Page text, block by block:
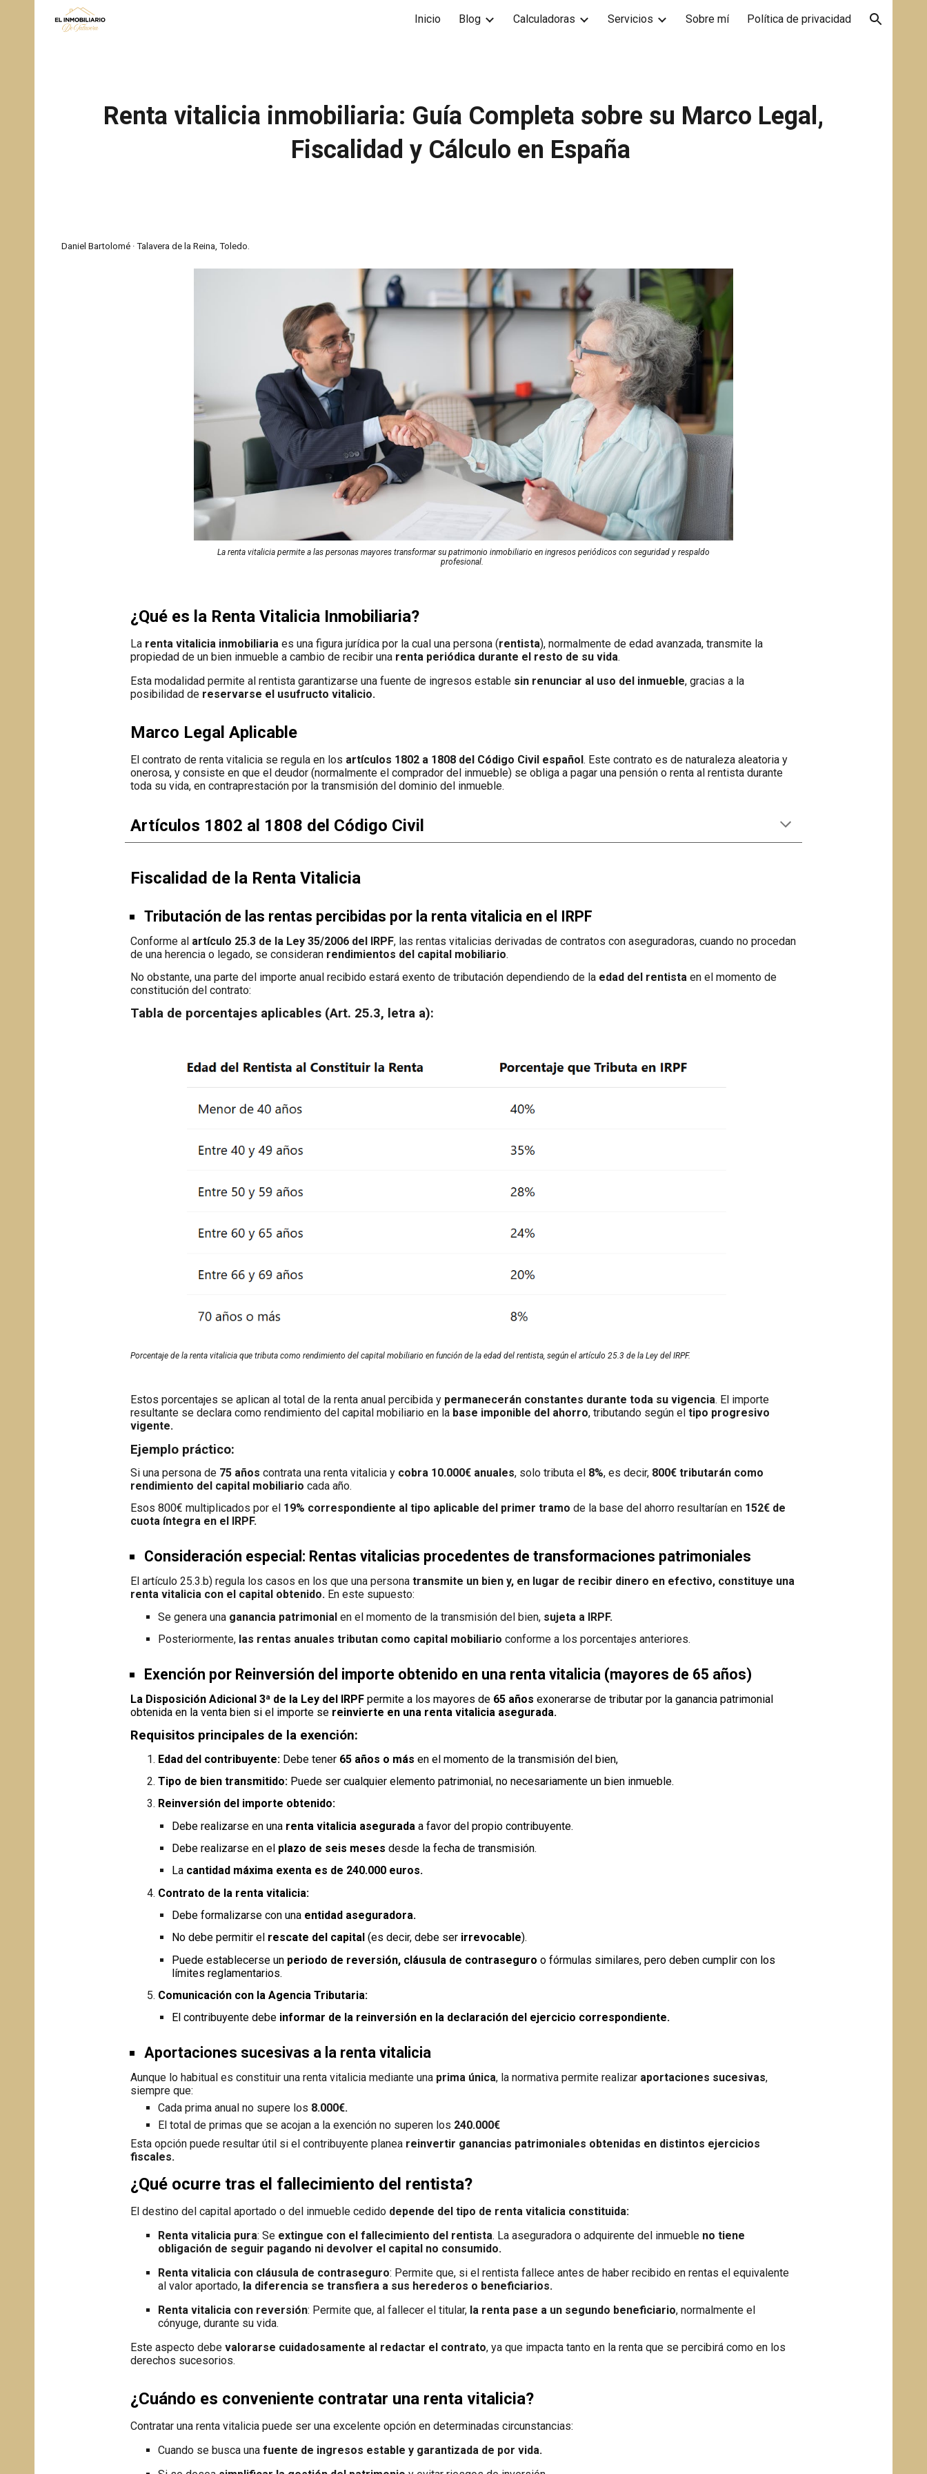
Skip to navigation
Inicio Blog Calculadoras Servicios Sobre mí Política de privacidad
Renta vitalicia inmobiliaria: Guía Completa sobre su Marco Legal,
Fiscalidad y Cálculo en España
Daniel Bartolomé · Talavera de la Reina, Toledo.
La renta vitalicia permite a las personas mayores transformar su patrimonio inmobiliario en ingresos periódicos con seguridad y respaldo
profesional.
¿Qué es la Renta Vitalicia Inmobiliaria?
La renta vitalicia inmobiliaria es una figura jurídica por la cual una persona (rentista), normalmente de edad avanzada, transmite la
propiedad de un bien inmueble a cambio de recibir una renta periódica durante el resto de su vida.
Esta modalidad permite al rentista garantizarse una fuente de ingresos estable sin renunciar al uso del inmueble, gracias a la
posibilidad de reservarse el usufructo vitalicio.
Marco Legal Aplicable
El contratode renta vitalicia se regula en los artículos 1802 a 1808 del Código Civil español. Este contrato es de naturaleza aleatoria y
onerosa, y consiste en que el deudor (normalmente el comprador del inmueble) se obliga a pagar una pensión o renta al rentista durante
toda su vida, en contraprestación por la transmisión del dominio del inmueble.
Artículos 1802 al 1808 del Código Civil
Fiscalidad de la Renta Vitalicia
Tributación de las rentas percibidas por la renta vitalicia en el IRPF
Conforme al artículo 25.3 de la Ley 35/2006 del IRPF, las rentas vitalicias derivadas de contratos con aseguradoras, cuando no procedan
de una herencia o legado, se consideran rendimientos del capital mobiliario.
No obstante, una parte del importe anual recibido estará exento de tributación dependiendo de la edad del rentista en el momento de
constitución del contrato:
Tabla de porcentajes aplicables (Art. 25.3, letra a):
Porcentaje de la renta vitalicia que tributa como rendimiento del capital mobiliario en función de la edad del rentista, según el artículo 25.3 de la Ley del IRPF.
Estos porcentajes se aplican al total de la renta anual percibida y permanecerán constantes durante toda su vigencia. El importe
resultante se declara como rendimiento del capital mobiliario en la base imponible del ahorro, tributando según eltipo progresivo
vigente.
Ejemplo práctico:
Si una persona de 75 años contrata una renta vitalicia y cobra 10.000€ anuales, solo tributa el 8%, es decir, 800€ tributarán como
rendimiento del capital mobiliario cada año.
Esos 800€ multiplicados por el 19% correspondiente al tipo aplicable del primer tramo de la base del ahorro resultarían en 152€ de
cuota íntegra en el IRPF.
Consideración especial: Rentas vitalicias procedentes de transformaciones patrimoniales
El artículo 25.3.b) regula los casos en los que una personatransmite un bien y, en lugar de recibir dinero en efectivo, constituye una
renta vitalicia con el capital obtenido. En este supuesto:
Se genera una ganancia patrimonialen el momento de la transmisión del bien, sujeta a IRPF.
Posteriormente, las rentas anuales tributan como capital mobiliarioconforme a los porcentajes anteriores.
Exención por Reinversión del importe obtenido en una renta vitalicia (mayores de 65 años)
La Disposición Adicional 3ª de la Ley del IRPFpermite a los mayores de 65 añosexonerarse de tributar por la ganancia patrimonial
obtenida en la venta bien si el importe se reinvierte en una renta vitalicia asegurada.
Requisitos principales de la exención:
Edad del contribuyente: Debe tener 65 años o másen el momento de la transmisión del bien,
Tipo de bien transmitido: Puede ser cualquier elemento patrimonial, no necesariamente un bien inmueble.
Reinversión del importe obtenido:
Debe realizarse en una renta vitalicia aseguradaa favor del propio contribuyente.
Debe realizarse en el plazo de seis mesesdesde la fecha de transmisión.
La cantidad máxima exenta es de 240.000 euros.
Contrato de la renta vitalicia:
Debe formalizarse con una entidad aseguradora.
No debe permitir el rescate del capital (es decir, debe ser irrevocable).
Puede establecerse un periodo de reversión, cláusula de contraseguro o fórmulas similares, pero deben cumplir con los
límites reglamentarios.
Comunicación con la Agencia Tributaria:
El contribuyente debe informar de la reinversión en la declaración del ejercicio correspondiente.
Aportaciones sucesivas a la renta vitalicia
Aunque lo habitual es constituir una renta vitalicia mediante una prima única, la normativa permite realizar aportaciones sucesivas,
siempre que:
Cada prima anual no supere los 8.000€.
El total de primas que se acojan a la exención no superen los 240.000€
Esta opción puede resultar útil si el contribuyente planea reinvertir ganancias patrimoniales obtenidas en distintos ejercicios
fiscales.
¿Qué ocurre tras el fallecimiento del rentista?
El destino del capital aportado o del inmueble cedido depende del tipo de renta vitalicia constituida:
Renta vitalicia pura: Se extingue con el fallecimiento del rentista. La aseguradora o adquirente del inmueble no tiene
obligación de seguir pagando ni devolver el capital no consumido.
Renta vitalicia con cláusula de contraseguro: Permite que, si el rentista fallece antes de haber recibido en rentas el equivalente
al valor aportado, la diferencia se transfiera a sus herederos o beneficiarios.
Renta vitalicia con reversión: Permite que, al fallecer el titular, la renta pase a un segundo beneficiario, normalmente el
cónyuge, durante su vida.
Este aspecto debevalorarse cuidadosamente al redactar el contrato, ya que impacta tanto en la renta que se percibirá como en los
derechos sucesorios.
¿Cuándo es conveniente contratar una renta vitalicia?
Contratar una renta vitalicia puede ser una excelente opción en determinadas circunstancias:
Cuando se busca unafuente de ingresos estable y garantizada de por vida.